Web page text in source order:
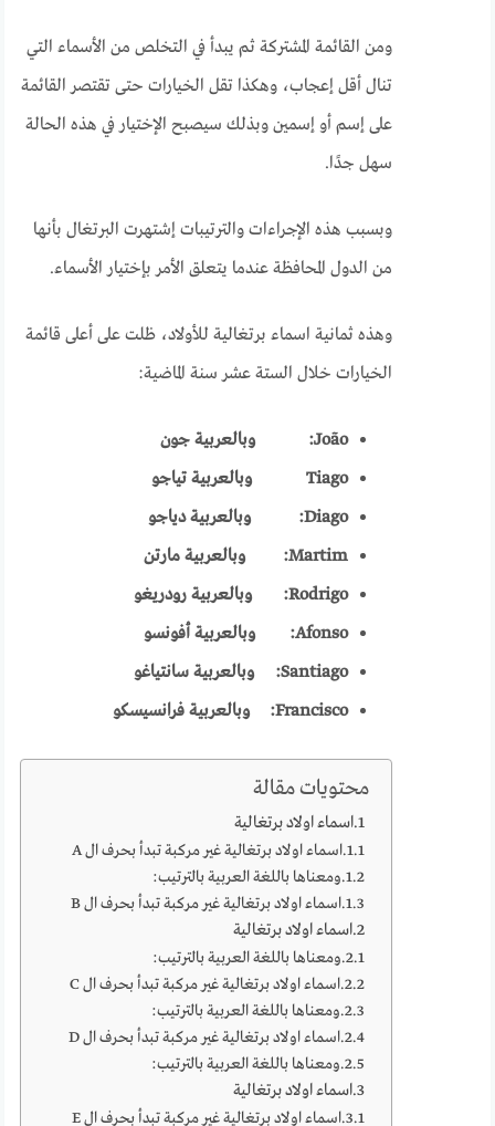
ومن القائمة المشتركة ثم يبدأ في التخلص من الأسماء التي
تنال أقل إعجاب، وهكذا تقل الخيارات حتى تقتصر القائمة
على إسم أو إسمين وبذلك سيصبح الإختيار في هذه الحالة
سهل جدًا.
وبسبب هذه الإجراءات والترتيبات إشتهرت البرتغال بأنها
من الدول المحافظة عندما يتعلق الأمر بإختيار الأسماء.
وهذه ثمانية اسماء برتغالية للأولاد، ظلت على أعلى قائمة
الخيارات خلال الستة عشر سنة الماضية:
João:
وبالعربية جون
Tiago وبالعربية تياجو
Diago:
وبالعربية دياجو
Martim:
وبالعربية مارتن
Rodrigo:
وبالعربية رودريغو
Afonso:
وبالعربية أفونسو
Santiago:
وبالعربية سانتياغو
Francisco:
وبالعربية فرانسيسكو
محتويات مقالة
اسماء اولاد برتغالية
اسماء اولاد برتغالية غير مركبة تبدأ بحرف ال A
ومعناها باللغة العربية بالترتيب:
اسماء اولاد برتغالية غير مركبة تبدأ بحرف ال B
اسماء اولاد برتغالية
ومعناها باللغة العربية بالترتيب:
اسماء اولاد برتغالية غير مركبة تبدأ بحرف ال C
ومعناها باللغة العربية بالترتيب:
اسماء اولاد برتغالية غير مركبة تبدأ بحرف ال D
ومعناها باللغة العربية بالترتيب:
اسماء اولاد برتغالية
اسماء اولاد برتغالية غير مركبة تبدأ بحرف ال E